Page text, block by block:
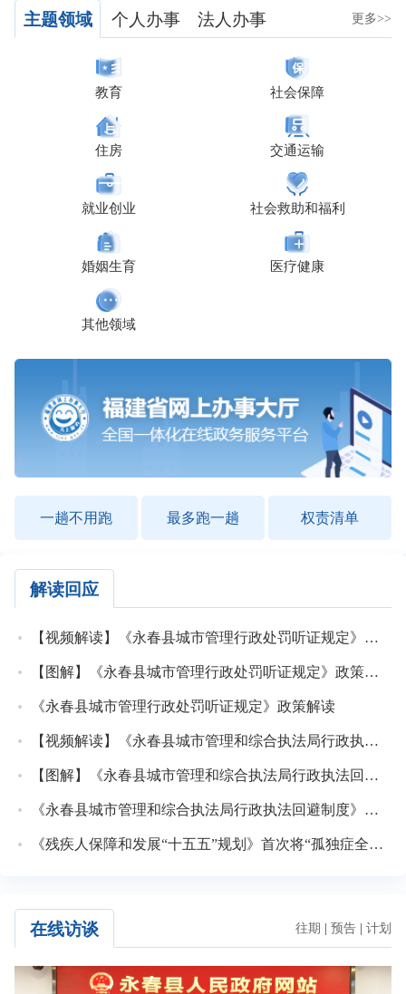
更多>>
主题领域 个人办事 法人办事
教育 社会保障
住房 交通运输
就业创业 社会救助和福利
婚姻生育 医疗健康
其他领域
一趟不用跑 最多跑一趟 权责清单
解读回应
【视频解读】《永春县城市管理行政处罚听证规定》政策解读
【图解】《永春县城市管理行政处罚听证规定》政策解读
《永春县城市管理行政处罚听证规定》政策解读
【视频解读】《永春县城市管理和综合执法局行政执法回避制度》政策解读
【图解】《永春县城市管理和综合执法局行政执法回避制度》政策解读
《永春县城市管理和综合执法局行政执法回避制度》政策解读
《残疾人保障和发展“十五五”规划》首次将“孤独症全生命周期关爱促进行动”单列了一个专栏
往期 预告 计划
在线访谈